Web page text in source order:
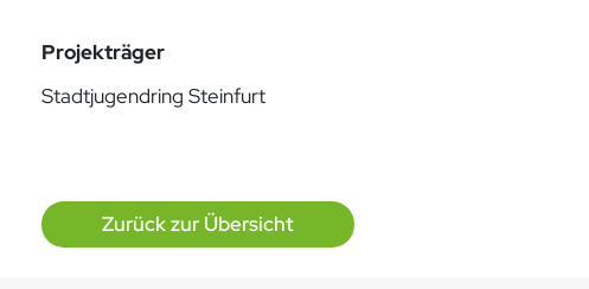
Projekträger
Stadtjugendring Steinfurt
Zurück zur Übersicht